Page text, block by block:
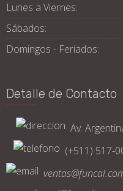
Lunes a Viernes:
Sábados:
Domingos - Feriados:
Detalle de Contacto
Av.
(+511) 517-